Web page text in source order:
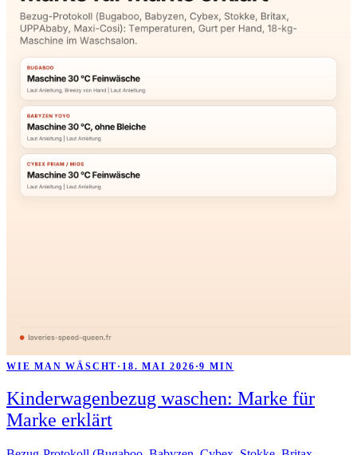
WIE MAN WÄSCHT · 18. MAI 2026 ·9 MIN
Kinderwagenbezug waschen: Marke für
Marke erklärt